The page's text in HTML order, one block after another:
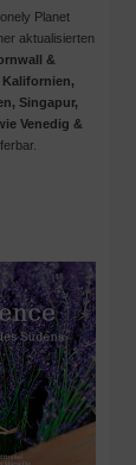
Planet
aktualisierten
&
Kalifornien,
Singapur,
Venedig &